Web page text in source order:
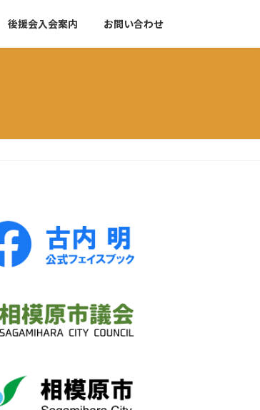
後援会入会案内 お問い合わせ